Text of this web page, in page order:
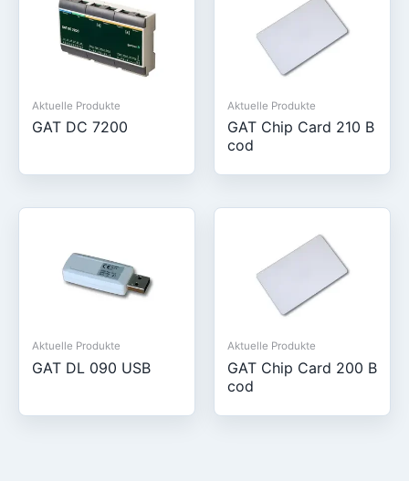
Aktuelle Produkte
GAT DC 7200
Aktuelle Produkte
GAT Chip Card 210 B
cod
Aktuelle Produkte
GAT DL 090 USB
Aktuelle Produkte
GAT Chip Card 200 B
cod